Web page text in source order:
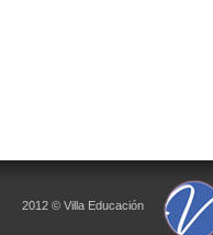
2012 © Villa Educación